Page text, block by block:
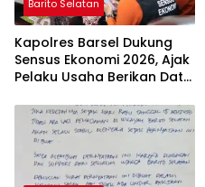
Barito Selatan
Kapolres Barsel Dukung
Sensus Ekonomi 2026, Ajak
Pelaku Usaha Berikan Data